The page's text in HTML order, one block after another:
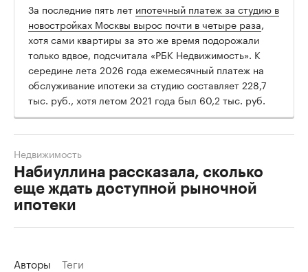
За последние пять лет ипотечный платеж за студию в
новостройках Москвы вырос почти в четыре раза,
хотя сами квартиры за это же время подорожали
только вдвое, подсчитала «РБК Недвижимость». К
середине лета 2026 года ежемесячный платеж на
обслуживание ипотеки за студию составляет 228,7
тыс. руб., хотя летом 2021 года был 60,2 тыс. руб.
Набиуллина рассказала, сколько
еще ждать доступной рыночной
ипотеки
Недвижимость
Авторы Теги